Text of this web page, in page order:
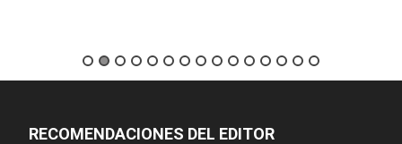
RECOMENDACIONES DEL EDITOR